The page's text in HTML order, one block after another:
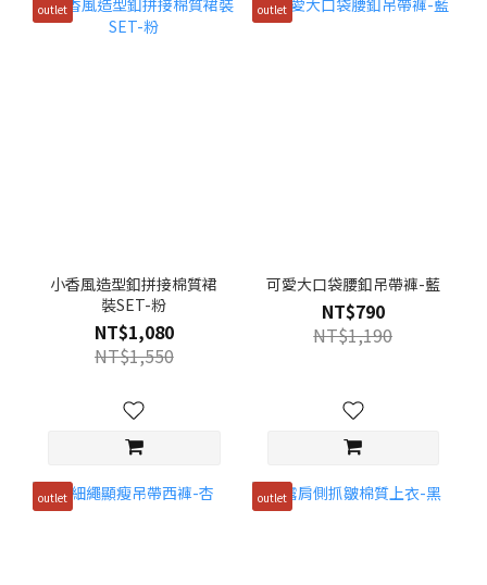
outlet
小香風造型釦拼接棉質裙
裝SET-粉
NT$1,080
NT$1,550
outlet
可愛大口袋腰釦吊帶褲-藍
NT$790
NT$1,190
outlet outlet